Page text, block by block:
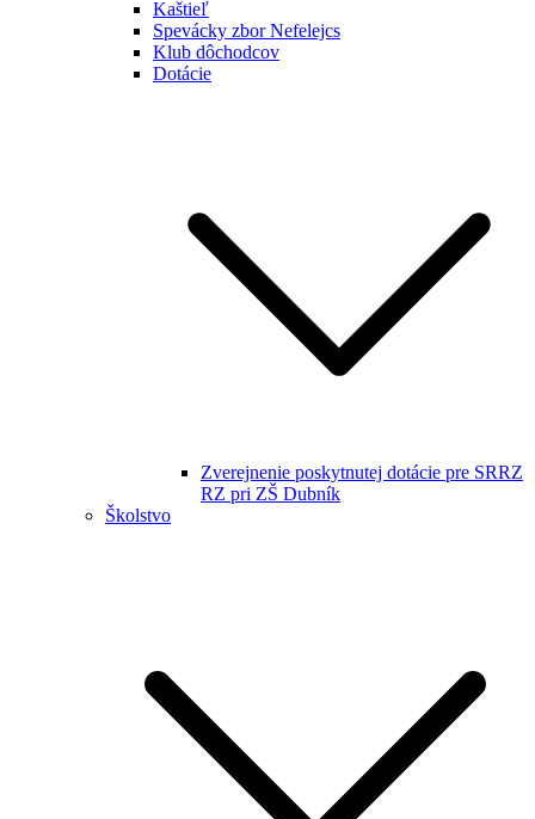
Kaštieľ
Spevácky zbor Nefelejcs
Klub dôchodcov
Dotácie
Zverejnenie poskytnutej dotácie pre SRRZ
RZ pri ZŠ Dubník
Školstvo